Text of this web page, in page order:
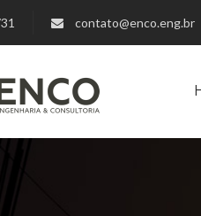
contato@enco.eng.br